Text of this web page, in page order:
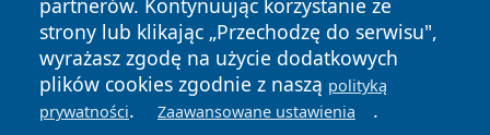
partnerów. Kontynuując korzystanie ze
strony lub klikając „Przechodzę do serwisu",
wyrażasz zgodę na użycie dodatkowych
plików cookies zgodnie z naszą polityką
prywatności. Zaawansowane ustawienia .
zastrzeżone.
News Autorzy
Polityka
Prywatności
Polityka
Cookies